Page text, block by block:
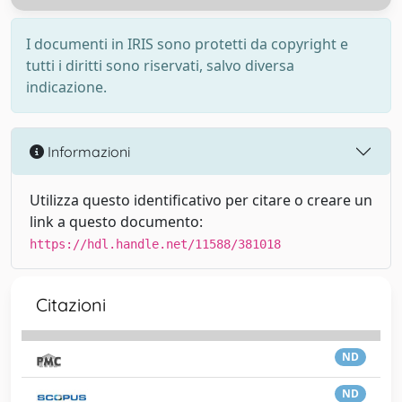
I documenti in IRIS sono protetti da copyright e
tutti i diritti sono riservati, salvo diversa
indicazione.
Informazioni
Utilizza questo identificativo per citare o creare un
link a questo documento:
https://hdl.handle.net/11588/381018
Citazioni
ND
ND